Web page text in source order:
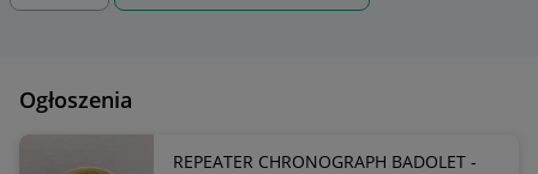
Ogłoszenia
REPEATER CHRONOGRAPH BADOLET -